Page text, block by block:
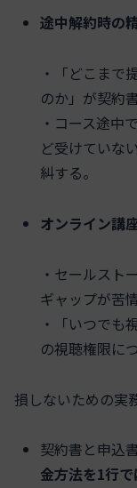
途中解約時の
・「どこまで
のか」が契約
・コース途中
ど受けていな
糾する。
オンライン講
・セールスト
ギャップが苦
・「いつでも
の視聴権限に
損しないための実
契約書と申込書
金方法を1行